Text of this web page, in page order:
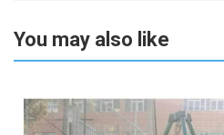
You may also like